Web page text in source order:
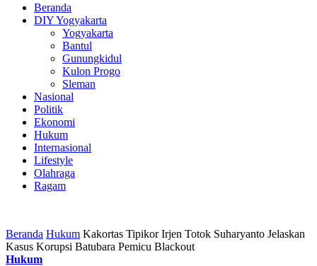
Beranda
DIY Yogyakarta
Yogyakarta
Bantul
Gunungkidul
Kulon Progo
Sleman
Nasional
Politik
Ekonomi
Hukum
Internasional
Lifestyle
Olahraga
Ragam
Beranda Hukum Kakortas Tipikor Irjen Totok Suharyanto Jelaskan
Kasus Korupsi Batubara Pemicu Blackout
Hukum